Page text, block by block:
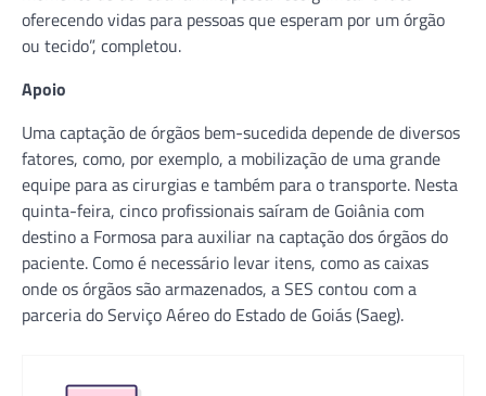
oferecendo vidas para pessoas que esperam por um órgão
ou tecido”, completou.
Apoio
Uma captação de órgãos bem-sucedida depende de diversos
fatores, como, por exemplo, a mobilização de uma grande
equipe para as cirurgias e também para o transporte. Nesta
quinta-feira, cinco profissionais saíram de Goiânia com
destino a Formosa para auxiliar na captação dos órgãos do
paciente. Como é necessário levar itens, como as caixas
onde os órgãos são armazenados, a SES contou com a
parceria do Serviço Aéreo do Estado de Goiás (Saeg).